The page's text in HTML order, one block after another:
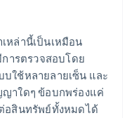
หล่านี้เป็นเหมือน
การตรวจสอบโดย
ใช้หลายลายเซ็น และ
าใดๆ ข้อบกพร่องแค่
อสินทรัพย์ทั้งหมดได้